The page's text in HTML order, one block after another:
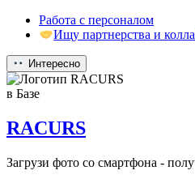
Работа с персоналом
Ищу партнерства и
Интересно
в Базе
RACURS
Загрузи фото со смартфона -